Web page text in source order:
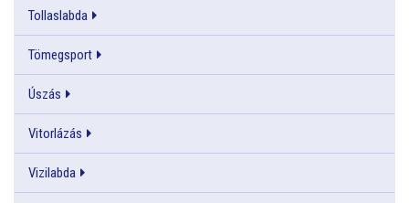
Tollaslabda
Tömegsport
Úszás
Vitorlázás
Vizilabda